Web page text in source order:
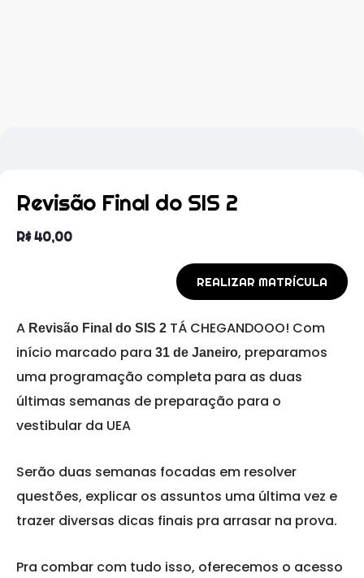
Revisão Final do SIS 2
R$40,00
REALIZAR MATRÍCULA
A Revisão Final do SIS 2 TÁ CHEGANDOOO! Com
início marcado para 31 de Janeiro, preparamos
uma programação completa para as duas
últimas semanas de preparação para o
vestibular da UEA
Serão duas semanas focadas em resolver
questões, explicar os assuntos uma última vez e
trazer diversas dicas finais pra arrasar na prova.
Pra combar com tudo isso, oferecemos o acesso